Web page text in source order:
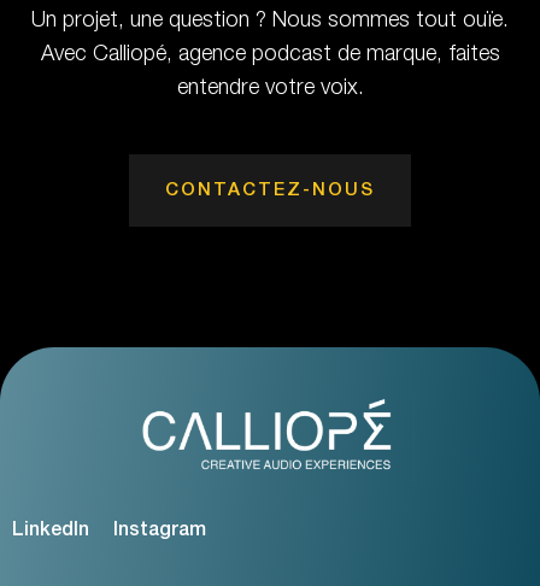
Un projet, une question ? Nous sommes tout ouïe.
Avec Calliopé, agence podcast de marque, faites
entendre votre voix.
CONTACTEZ-NOUS
LinkedIn Instagram